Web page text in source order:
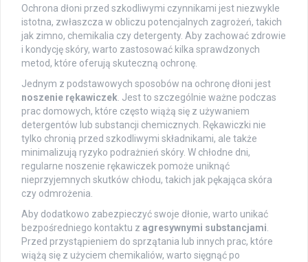
Ochrona dłoni przed szkodliwymi czynnikami jest niezwykle
istotna, zwłaszcza w obliczu potencjalnych zagrożeń, takich
jak zimno, chemikalia czy detergenty. Aby zachować zdrowie
i kondycję skóry, warto zastosować kilka sprawdzonych
metod, które oferują skuteczną ochronę.
Jednym z podstawowych sposobów na ochronę dłoni jest
noszenie rękawiczek. Jest to szczególnie ważne podczas
prac domowych, które często wiążą się z używaniem
detergentów lub substancji chemicznych. Rękawiczki nie
tylko chronią przed szkodliwymi składnikami, ale także
minimalizują ryzyko podrażnień skóry. W chłodne dni,
regularne noszenie rękawiczek pomoże uniknąć
nieprzyjemnych skutków chłodu, takich jak pękająca skóra
czy odmrożenia.
Aby dodatkowo zabezpieczyć swoje dłonie, warto unikać
bezpośredniego kontaktu z agresywnymi substancjami.
Przed przystąpieniem do sprzątania lub innych prac, które
wiążą się z użyciem chemikaliów, warto sięgnąć po